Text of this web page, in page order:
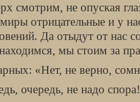
смотрим, не опуская
отрицательные и у
Да отыдут от нас
мы стоим за
«Нет, не верно,
очередь, не надо